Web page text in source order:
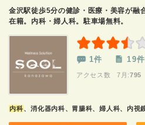
金沢駅徒歩5分の健診・医療・美容が融
在籍。内科・婦人科。駐車場無料。
1件 19件
アクセス数 7月:795
内科、消化器内科、胃腸科、婦人科、内視